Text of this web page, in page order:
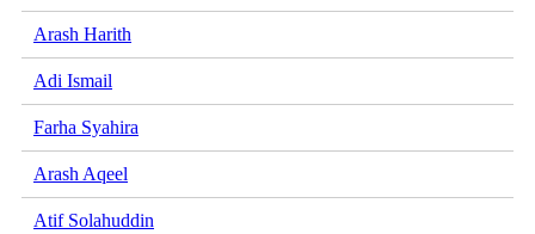
Arash Harith
Adi Ismail
Farha Syahira
Arash Aqeel
Atif Solahuddin